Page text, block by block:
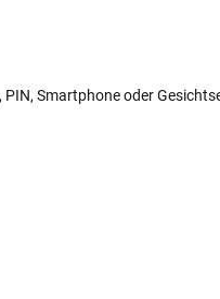
Smartphone oder